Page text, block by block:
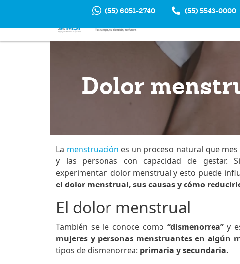
(55) 6051-2740 (55) 5543-0000
Dolor
La menstruación es un proceso natural que
y las personas con capacidad de gestar.
experimentan dolor menstrual y esto puede
el dolor menstrual, sus causas y cómo
El dolor menstrual
También se le conoce como “dismenorrea”y
mujeres y personas menstruantes en algún
tipos de dismenorrea: primaria y secundaria.